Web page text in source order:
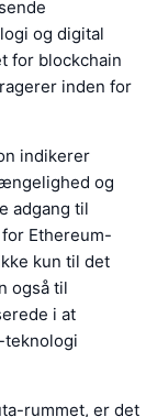
og digital
for blockchain
inden for
indikerer
og
adgang til
Ethereum-
kun til det
også til
i at
teknologi
rummet, er det